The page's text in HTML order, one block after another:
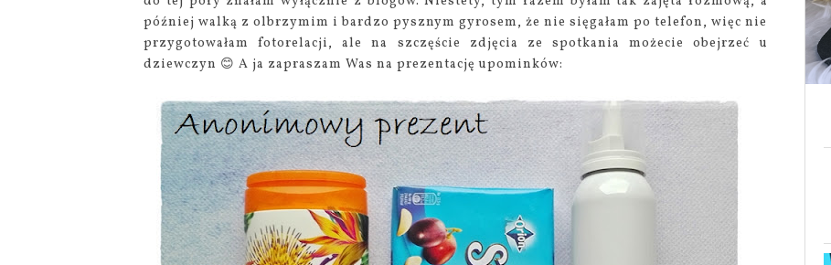
później walką z olbrzymim i bardzo pysznym gyrosem, że nie sięgałam po telefon, więc nie
przygotowałam fotorelacji, ale na szczęście zdjęcia ze spotkania możecie obejrzeć u
dziewczyn 😊 A ja zapraszam Was na prezentację upominków: